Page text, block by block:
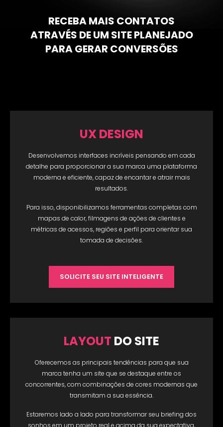
RECEBA MAIS CONTATOS
ATRAVÉS DE UM SITE PLANEJADO
PARA GERAR CONVERSÕES
UX DESIGN
Desenvolvemos interfaces incríveis pensando em cada
detalhe para proporcionar a sua marca uma plataforma
moderna e eficiente, capaz de encantar e atrair mais
resultados.
Para isso, disponibilizamos ferramentas completas com
mapas de calor, filmagens de ações de clientes e
métricas de acessos, regiões e perfil para orientar sua
tomada de decisões.
SOLICITE SEU SITE INTELIGENTE
LAYOUT DO SITE
Oferecemos as principais tendências para que sua
marca tenha um site que se destaque entre os
concorrentes, com combinações de cores modernas que
transmitam a sua essência.
Estaremos lado a lado para transformar seu briefing dos